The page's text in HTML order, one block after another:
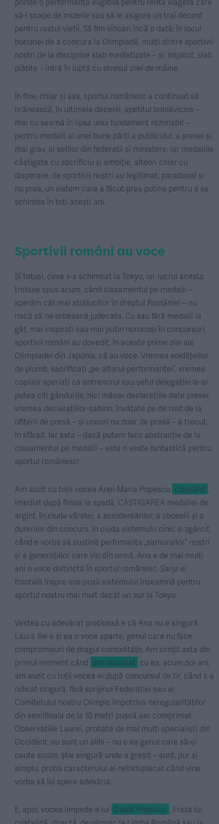
să-i scape de mizerie sau să le asigure un trai decent
pentru restul vieții. Să fim sinceri încă o dată: în locul
bucuriei de a concura la Olimpiadă, mulți dintre sportivii
noștri de la discipline slab mediatizate – și, implicit, slab
plătite – intră în luptă cu stresul zilei de mâine.
În fine, chiar și așa, sportul românesc a continuat să
hrănească, în ultimele decenii, apetitul bolnăvicios –
mai cu seamă în lipsa unui fundament rezonabil –
pentru medalii al unei bune părți a publicului, a presei și,
mai grav, al șefilor din federații și ministere. Iar medaliile
câștigate cu sacrificiu și ambiție, alteori chiar cu
disperare, de sportivii noștri au legitimat, paradoxal și
nu prea, un sistem care a făcut prea puține pentru a se
schimba în toți acești ani.
Sportivii români au voce
Și totuși, ceva s-a schimbat la Tokyo, iar lucrul acesta
trebuie spus acum, când clasamentul pe medalii –
sperăm cât mai strălucitor în dreptul României – nu
riscă să ne orbească judecata. Cu sau fără medalii la
gât, mai inspirați sau mai puțin norocoși în concursuri,
sportivii români au dovedit, în aceste prime zile ale
Olimpiadei din Japonia, că au voce. Vremea soldățeilor
de plumb, sacrificați „pe altarul performanței”, vremea
copiilor speriați că antrenorul sau șeful delegației le-ar
putea citi gândurile, nici măcar declarațiile date presei,
vremea declarațiilor-șablon, învățate pe de rost de la
ofițerii de presă – și uneori nu doar de presă – a trecut,
în sfârșit. Iar asta – dacă putem face abstracție de la
clasamentul pe medalii – este o veste fantastică pentru
sportul românesc!
Am auzit cu toții vocea Anei-Maria Popescu clamând ,
imediat după finala la spadă, CÂȘTIGAREA medaliei de
argint, în ciuda vârstei, a accidentărilor, a oboselii și a
durerilor din concurs, în ciuda sistemulu cinic și zgârcit,
când e vorba să susțină perfomanța „samurailor” noștri
și a generațiilor care vin din urmă. Ana e de mai mulți
ani o voce distinctă în sportul românesc. Șarja ei
frontală înspre sus-pușii sistemului înseamnă pentru
sportul nostru mai mult decât un aur la Tokyo.
Vestea cu adevărat prețioasă e că Ana nu e singură.
Laura Ilie e și ea o voce aparte, genul care nu face
compromisuri de dragul comodității. Am simțit asta din
primul moment când am discutat cu ea, acum doi ani,
am auzit cu toții vocea ei după concursul de tir, când s-a
ridicat singură, fără sprijinul Federației sau al
Comitetului nostru Olimpic împotriva neregularităților
din semifinala de la 10 metri pușcă aer comprimat.
Observațiile Laurei, probate de mai mulți specialiști din
Occident, nu sunt un alibi – nu e ea genul care să-și
caute scuze, știe singură unde a greșit – sunt, pur și
simplu, proba caracterului ei neînduplecat când vine
vorba să își apere adevărul.
E, apoi, vocea limpede a lui David Popovici . Fraza lui